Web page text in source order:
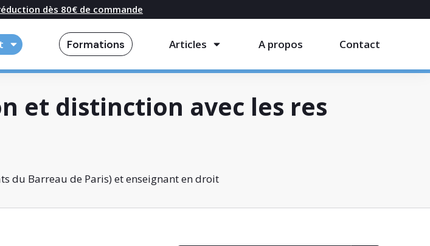
dès 80€ de commande
Formations Articles A propos Contact
et distinction avec les res
du Barreau de Paris) et enseignant en droit